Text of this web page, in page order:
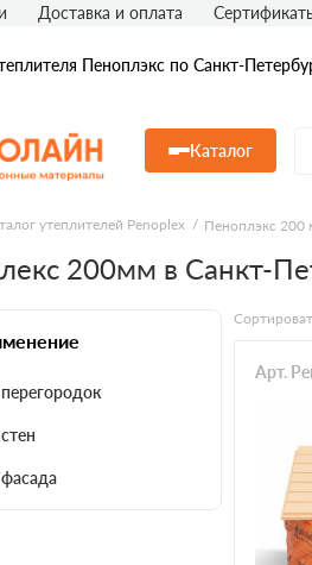
Пеноплэкс по Санкт-
Каталог
Доставка и оплата
утеплителей Penoplex Пеноплэкс 200
200мм в Санкт-
Арт.